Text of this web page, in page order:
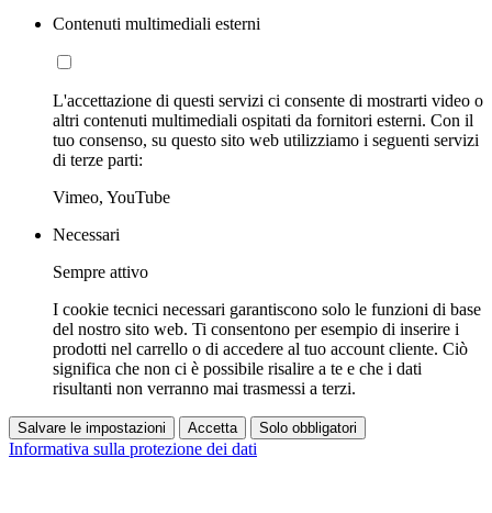
Contenuti multimediali esterni
L'accettazione di questi servizi ci consente di mostrarti video o
altri contenuti multimediali ospitati da fornitori esterni. Con il
tuo consenso, su questo sito web utilizziamo i seguenti servizi
di terze parti:
Vimeo, YouTube
Necessari
Sempre attivo
I cookie tecnici necessari garantiscono solo le funzioni di base
del nostro sito web. Ti consentono per esempio di inserire i
prodotti nel carrello o di accedere al tuo account cliente. Ciò
significa che non ci è possibile risalire a te e che i dati
risultanti non verranno mai trasmessi a terzi.
Salvare le impostazioni Accetta Solo obbligatori
Informativa sulla protezione dei dati